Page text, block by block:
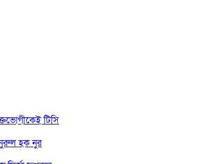
টিসি
নুরুল হক নুর